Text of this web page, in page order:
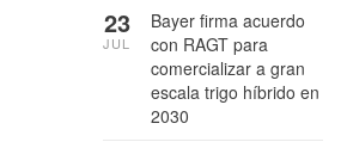
Bayer firma acuerdo
con RAGT para
comercializar a gran
escala trigo híbrido en
2030
23
JUL